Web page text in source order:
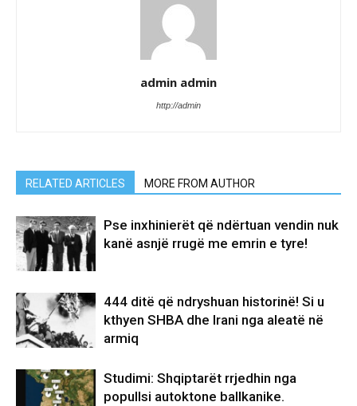
admin admin
http://admin
RELATED ARTICLES MORE FROM AUTHOR
Pse inxhinierët që ndërtuan vendin nuk
kanë asnjë rrugë me emrin e tyre!
444 ditë që ndryshuan historinë! Si u
kthyen SHBA dhe Irani nga aleatë në
armiq
Studimi: Shqiptarët rrjedhin nga
popullsi autoktone ballkanike.